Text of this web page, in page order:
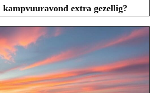
kampvuuravond extra gezellig?